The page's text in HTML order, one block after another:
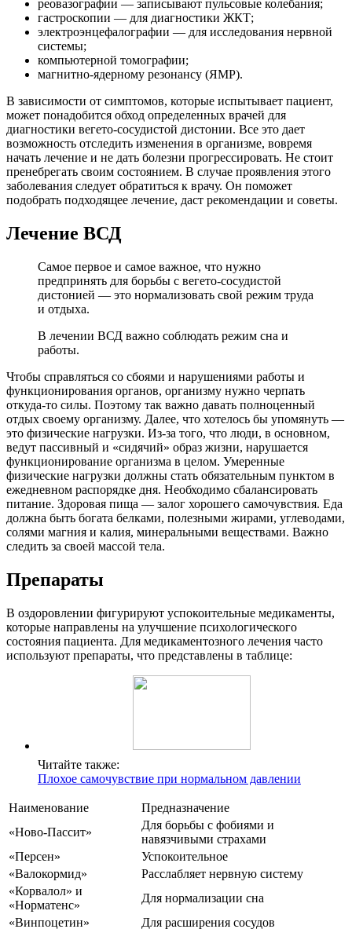
реовазографии — записывают пульсовые колебания;
гастроскопии — для диагностики ЖКТ;
электроэнцефалографии — для исследования нервной
системы;
компьютерной томографии;
магнитно-ядерному резонансу (ЯМР).
В зависимости от симптомов, которые испытывает пациент,
может понадобится обход определенных врачей для
диагностики вегето-сосудистой дистонии. Все это дает
возможность отследить изменения в организме, вовремя
начать лечение и не дать болезни прогрессировать. Не стоит
пренебрегать своим состоянием. В случае проявления этого
заболевания следует обратиться к врачу. Он поможет
подобрать подходящее лечение, даст рекомендации и советы.
Лечение ВСД
Самое первое и самое важное, что нужно
предпринять для борьбы с вегето-сосудистой
дистонией — это нормализовать свой режим труда
и отдыха.
В лечении ВСД важно соблюдать режим сна и
работы.
Чтобы справляться со сбоями и нарушениями работы и
функционирования органов, организму нужно черпать
откуда-то силы. Поэтому так важно давать полноценный
отдых своему организму. Далее, что хотелось бы упомянуть —
это физические нагрузки. Из-за того, что люди, в основном,
ведут пассивный и «сидячий» образ жизни, нарушается
функционирование организма в целом. Умеренные
физические нагрузки должны стать обязательным пунктом в
ежедневном распорядке дня. Необходимо сбалансировать
питание. Здоровая пища — залог хорошего самочувствия. Еда
должна быть богата белками, полезными жирами, углеводами,
солями магния и калия, минеральными веществами. Важно
следить за своей массой тела.
Препараты
В оздоровлении фигурируют успокоительные медикаменты,
которые направлены на улучшение психологического
состояния пациента. Для медикаментозного лечения часто
используют препараты, что представлены в таблице:
Читайте также:
Плохое самочувствие при нормальном давлении
Наименование
Предназначение
«Ново-Пассит»
Для борьбы с фобиями и
навязчивыми страхами
«Персен»
Успокоительное
«Валокормид»
Расслабляет нервную систему
«Корвалол» и
«Норматенс»
Для нормализации сна
«Винпоцетин»
Для расширения сосудов